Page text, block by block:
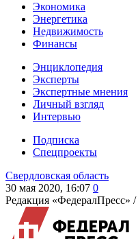
Экономика
Энергетика
Недвижимость
Финансы
Энциклопедия
Эксперты
Экспертные мнения
Личный взгляд
Интервью
Подписка
Спецпроекты
Свердловская область
30 мая 2020, 16:07 0
Редакция «ФедералПресс» /